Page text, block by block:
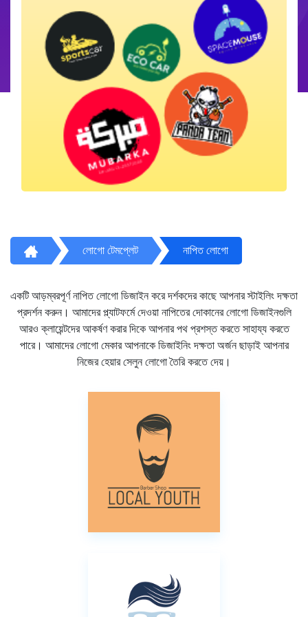
লোগো টেমপ্লেট নাপিত লোগো
একটি আড়ম্বরপূর্ণ নাপিত লোগো ডিজাইন করে দর্শকদের কাছে আপনার স্টাইলিং দক্ষতা
প্রদর্শন করুন। আমাদের প্ল্যাটফর্মে দেওয়া নাপিতের দোকানের লোগো ডিজাইনগুলি
আরও ক্লায়েন্টদের আকর্ষণ করার দিকে আপনার পথ প্রশস্ত করতে সাহায্য করতে
পারে। আমাদের লোগো মেকার আপনাকে ডিজাইনিং দক্ষতা অর্জন ছাড়াই আপনার
নিজের হেয়ার সেলুন লোগো তৈরি করতে দেয়।